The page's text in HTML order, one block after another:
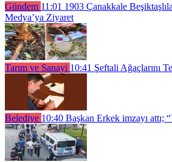
Gündem 11:01 1903 Çanakkale
Medya’ya Ziyaret
Tarım ve Sanayi 10:41 Şeftali Ağaçlarını
Belediye 10:40 Başkan Erkek imzayı attı;